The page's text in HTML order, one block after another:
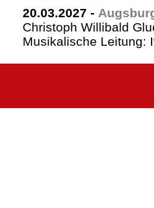
20.03.2027 -
Christoph Willibald
Musikalische Leitung: